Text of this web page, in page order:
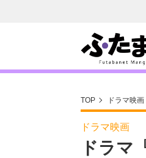
TOP ドラマ映画
ドラマ映画
ドラマ